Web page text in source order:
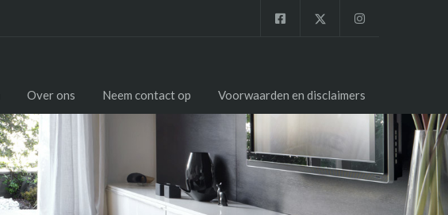
Over ons Neem contact op Voorwaarden en disclaimers